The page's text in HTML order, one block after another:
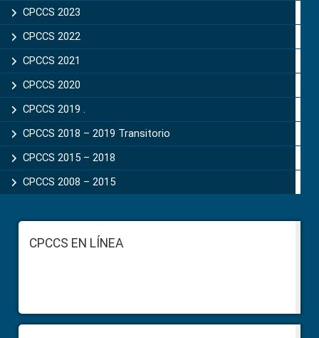
CPCCS 2023
CPCCS 2022
CPCCS 2021
CPCCS 2020
CPCCS 2019 .
CPCCS 2018 – 2019 Transitorio
CPCCS 2015 – 2018
CPCCS 2008 – 2015
FooterCPCCS EN LÍNEA